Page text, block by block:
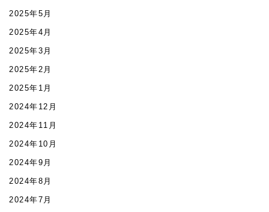
2025年5月
2025年4月
2025年3月
2025年2月
2025年1月
2024年12月
2024年11月
2024年10月
2024年9月
2024年8月
2024年7月